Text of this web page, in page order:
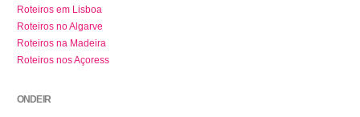
Roteiros em Lisboa
Roteiros no Algarve
Roteiros na Madeira
Roteiros nos Açoress
ONDE IR